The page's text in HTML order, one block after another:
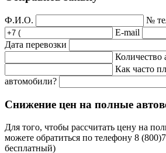
Ф.И.О.
№
E-mail
Дата перевозки
Количество
Как часто
автомобили?
Снижение цен на полные
Для того, чтобы рассчитать цену на
можете обратиться по телефону 8
бесплатный)